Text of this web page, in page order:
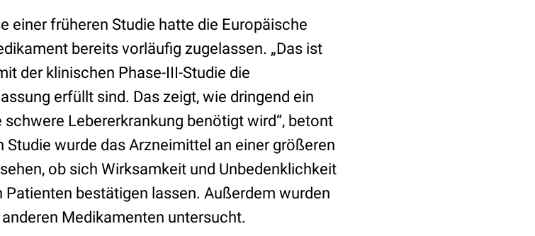
einer früheren Studie hatte die Europäische
bereits vorläufig zugelassen. „Das ist
der klinischen Phase-III-Studie die
erfüllt sind. Das zeigt, wie dringend ein
Lebererkrankung benötigt wird“, betont
Studie wurde das Arzneimittel an einer größeren
ob sich Wirksamkeit und Unbedenklichkeit
bestätigen lassen. Außerdem wurden
Medikamenten untersucht.